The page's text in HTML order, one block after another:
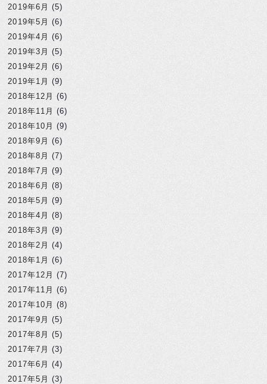
2019年6月 (5)
2019年5月 (6)
2019年4月 (6)
2019年3月 (5)
2019年2月 (6)
2019年1月 (9)
2018年12月 (6)
2018年11月 (6)
2018年10月 (9)
2018年9月 (6)
2018年8月 (7)
2018年7月 (9)
2018年6月 (8)
2018年5月 (9)
2018年4月 (8)
2018年3月 (9)
2018年2月 (4)
2018年1月 (6)
2017年12月 (7)
2017年11月 (6)
2017年10月 (8)
2017年9月 (5)
2017年8月 (5)
2017年7月 (3)
2017年6月 (4)
2017年5月 (3)